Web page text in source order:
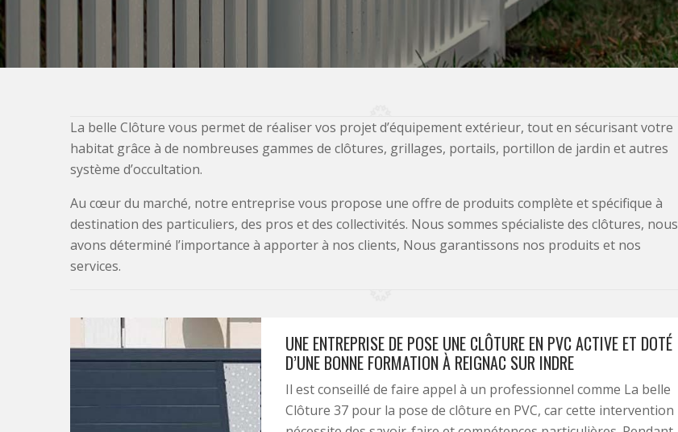
La belle Clôture vous permet de réaliser vos projet d’équipement extérieur, tout en sécurisant votre
habitat grâce à de nombreuses gammes de clôtures, grillages, portails, portillon de jardin et autres
système d’occultation.
Au cœur du marché, notre entreprise vous propose une offre de produits complète et spécifique à
destination des particuliers, des pros et des collectivités. Nous sommes spécialiste des clôtures, nous
avons déterminé l’importance à apporter à nos clients, Nous garantissons nos produits et nos
services.
UNE ENTREPRISE DE POSE UNE CLÔTURE EN PVC ACTIVE ET DOTÉ
D’UNE BONNE FORMATION À REIGNAC SUR INDRE
Il est conseillé de faire appel à un professionnel comme La belle
Clôture 37 pour la pose de clôture en PVC, car cette intervention